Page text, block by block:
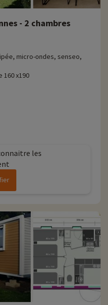
- 2 chambres
micro-ondes, senseo,
160 x190
les